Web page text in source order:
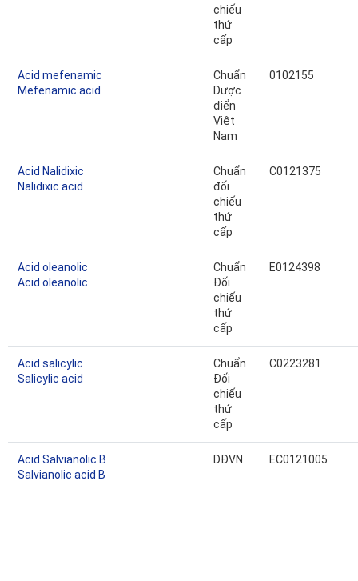
chiếu
thứ
cấp
Acid mefenamic
Mefenamic acid
Chuẩn
Dược
điển
Việt
Nam
0102155
Acid Nalidixic
Nalidixic acid
Chuẩn
đối
chiếu
thứ
cấp
C0121375
Acid oleanolic
Acid oleanolic
Chuẩn
Đối
chiếu
thứ
cấp
E0124398
Acid salicylic
Salicylic acid
Chuẩn
Đối
chiếu
thứ
cấp
C0223281
Acid Salvianolic B
Salvianolic acid B
DĐVN EC0121005